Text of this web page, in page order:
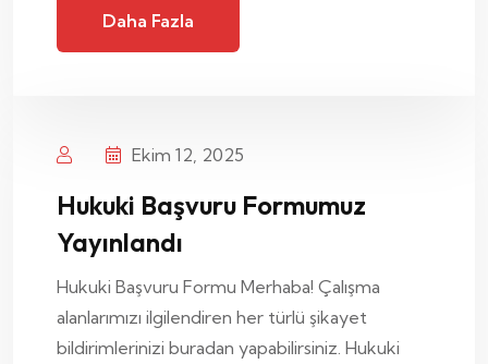
Daha Fazla
Ekim 12, 2025
Hukuki Başvuru Formumuz
Yayınlandı
Hukuki Başvuru Formu Merhaba! Çalışma
alanlarımızı ilgilendiren her türlü şikayet
bildirimlerinizi buradan yapabilirsiniz. Hukuki